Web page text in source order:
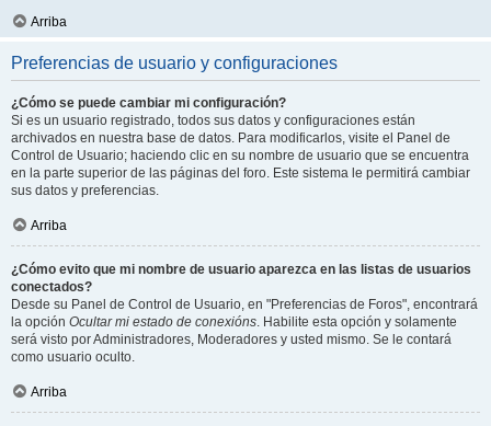
Arriba
Preferencias de usuario y configuraciones
¿Cómo se puede cambiar mi configuración?
Si es un usuario registrado, todos sus datos y configuraciones están
archivados en nuestra base de datos. Para modificarlos, visite el Panel de
Control de Usuario; haciendo clic en su nombre de usuario que se encuentra
en la parte superior de las páginas del foro. Este sistema le permitirá cambiar
sus datos y preferencias.
Arriba
¿Cómo evito que mi nombre de usuario aparezca en las listas de usuarios
conectados?
Desde su Panel de Control de Usuario, en "Preferencias de Foros", encontrará
la opción Ocultar mi estado de conexións. Habilite esta opción y solamente
será visto por Administradores, Moderadores y usted mismo. Se le contará
como usuario oculto.
Arriba